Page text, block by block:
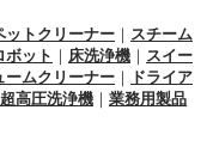
ットクリーナー ｜ スチーム
ボット ｜ 床洗浄機 ｜ スイー
ームクリーナー ｜ ドライア
高圧洗浄機 ｜ 業務用製品